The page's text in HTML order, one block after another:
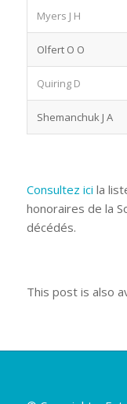
Myers J H
Olfert O O
Quiring D
Shemanchuk J A
Consultez ici la
honoraires de la
décédés.
This post is also